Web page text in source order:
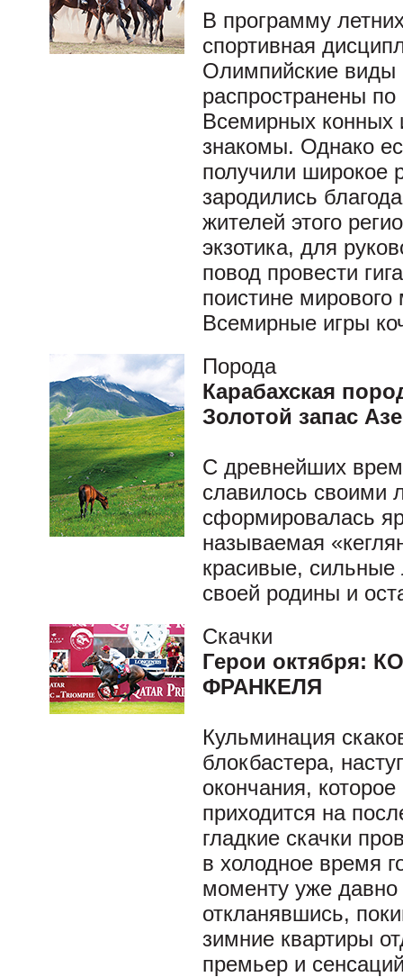
В программу
спортивная
Олимпийские виды
распространены
Всемирных конных
знакомы. Однако
получили широкое
зародились
жителей этого
экзотика, для
повод провести
поистине
Всемирные игры
Порода
Карабахская
Золотой запас
С древнейших
славилось своими
сформировалась
называемая
красивые,
своей родины и
Скачки
Герои октября:
ФРАНКЕЛЯ
Кульминация
блокбастера,
окончания,
приходится на
гладкие скачки
в холодное время
моменту уже
откланявшись,
зимние квартиры
премьер и